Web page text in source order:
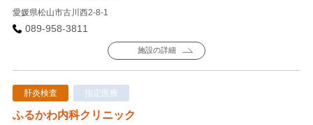
愛媛県松山市古川西2-8-1
089-958-3811
施設の詳細
肝炎検査 指定医療
ふるかわ内科クリニック